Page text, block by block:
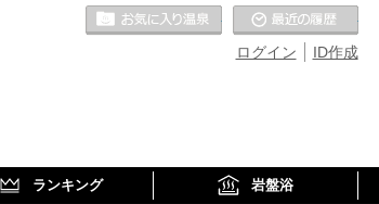
ID作成
ログイン
お気に入りの温泉
ランキング 岩盤浴